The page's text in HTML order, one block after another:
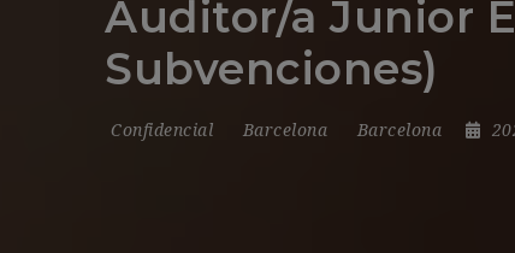
Auditor/a Junior
Subvenciones)
Confidencial Barcelona Barcelona